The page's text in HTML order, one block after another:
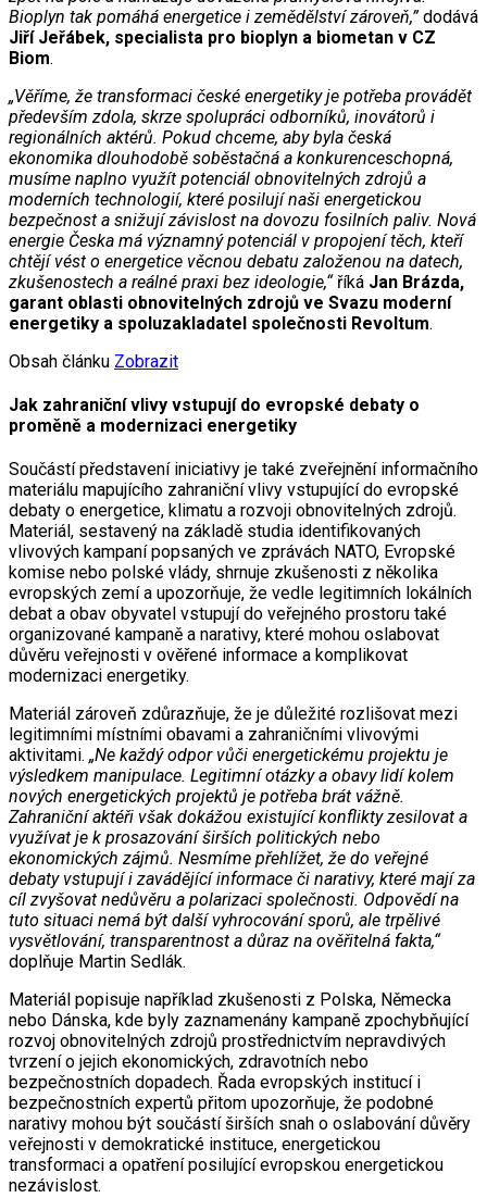
Bioplyn tak pomáhá energetice i zemědělství zároveň,”dodává
Jiří Jeřábek, specialista pro bioplyn a biometan v CZ
Biom.
„Věříme, že transformaci české energetiky je potřeba provádět
především zdola, skrze spolupráci odborníků, inovátorů i
regionálních aktérů. Pokud chceme, aby byla česká
ekonomika dlouhodobě soběstačná a konkurenceschopná,
musíme naplno využít potenciál obnovitelných zdrojů a
moderních technologií, které posilují naši energetickou
bezpečnost a snižují závislost na dovozu fosilních paliv. Nová
energie Česka má významný potenciál v propojení těch, kteří
chtějí vést o energetice věcnou debatu založenou na datech,
zkušenostech a reálné praxi bez ideologie,“ říká Jan Brázda,
garant oblasti obnovitelných zdrojů ve Svazu moderní
energetiky a spoluzakladatel společnosti Revoltum.
Obsah článku Zobrazit
Jak zahraniční vlivy vstupují do evropské debaty o
proměně a modernizaci energetiky
Součástí představení iniciativy je také zveřejnění informačního
materiálu mapujícího zahraniční vlivy vstupující do evropské
debaty o energetice, klimatu a rozvoji obnovitelných zdrojů.
Materiál, sestavený na základě studia identifikovaných
vlivových kampaní popsaných ve zprávách NATO, Evropské
komise nebo polské vlády, shrnuje zkušenosti z několika
evropských zemí a upozorňuje, že vedle legitimních lokálních
debat a obav obyvatel vstupují do veřejného prostoru také
organizované kampaně a narativy, které mohou oslabovat
důvěru veřejnosti v ověřené informace a komplikovat
modernizaci energetiky.
Materiál zároveň zdůrazňuje, že je důležité rozlišovat mezi
legitimními místními obavami a zahraničními vlivovými
aktivitami. „Ne každý odpor vůči energetickému projektu je
výsledkem manipulace. Legitimní otázky a obavy lidí kolem
nových energetických projektů je potřeba brát vážně.
Zahraniční aktéři však dokážou existující konflikty zesilovat a
využívat je k prosazování širších politických nebo
ekonomických zájmů. Nesmíme přehlížet, že do veřejné
debaty vstupují i zavádějící informace či narativy, které mají za
cíl zvyšovat nedůvěru a polarizaci společnosti. Odpovědí na
tuto situaci nemá být další vyhrocování sporů, ale trpělivé
vysvětlování, transparentnost a důraz na ověřitelná fakta,“
doplňuje Martin Sedlák.
Materiál popisuje například zkušenosti z Polska, Německa
nebo Dánska, kde byly zaznamenány kampaně zpochybňující
rozvoj obnovitelných zdrojů prostřednictvím nepravdivých
tvrzení o jejich ekonomických, zdravotních nebo
bezpečnostních dopadech. Řada evropských institucí i
bezpečnostních expertů přitom upozorňuje, že podobné
narativy mohou být součástí širších snah o oslabování důvěry
veřejnosti v demokratické instituce, energetickou
transformaci a opatření posilující evropskou energetickou
nezávislost.